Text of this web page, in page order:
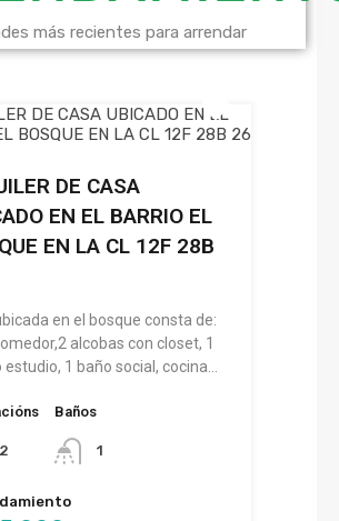
más recientes para arrendar
DE CASA
EN EL BARRIO EL
EN LA CL 12F 28B
en el bosque consta de:
alcobas con closet, 1
estudio, 1 baño social, cocina…
2
Baños
1